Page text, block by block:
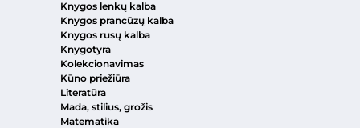
Knygos lenkų kalba
Knygos prancūzų kalba
Knygos rusų kalba
Knygotyra
Kolekcionavimas
Kūno priežiūra
Literatūra
Mada, stilius, grožis
Matematika